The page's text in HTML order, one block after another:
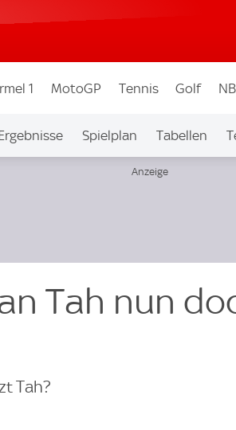
1 MotoGP Tennis Golf
Spielplan Tabellen
Tah nun
Tah?